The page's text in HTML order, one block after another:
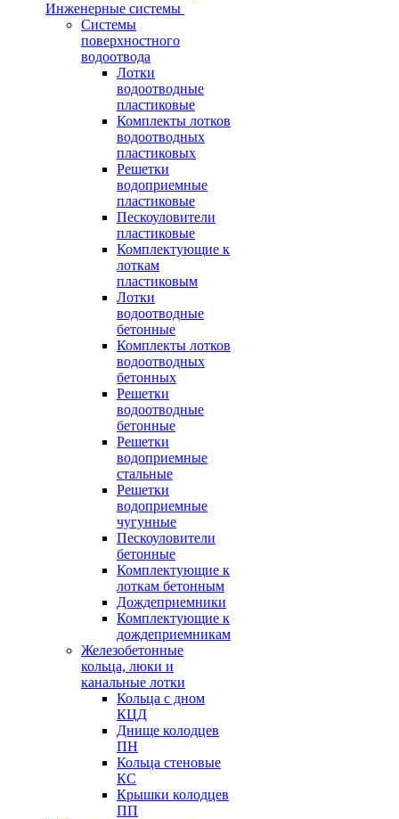
Инженерные системы
Системы
поверхностного
водоотвода
Лотки
водоотводные
пластиковые
Комплекты лотков
водоотводных
пластиковых
Решетки
водоприемные
пластиковые
Пескоуловители
пластиковые
Комплектующие к
лоткам
пластиковым
Лотки
водоотводные
бетонные
Комплекты лотков
водоотводных
бетонных
Решетки
водоотводные
бетонные
Решетки
водоприемные
стальные
Решетки
водоприемные
чугунные
Пескоуловители
бетонные
Комплектующие к
лоткам бетонным
Дождеприемники
Комплектующие к
дождеприемникам
Железобетонные
кольца, люки и
канальные лотки
Кольца с дном
КЦД
Днище колодцев
ПН
Кольца стеновые
КС
Крышки колодцев
ПП